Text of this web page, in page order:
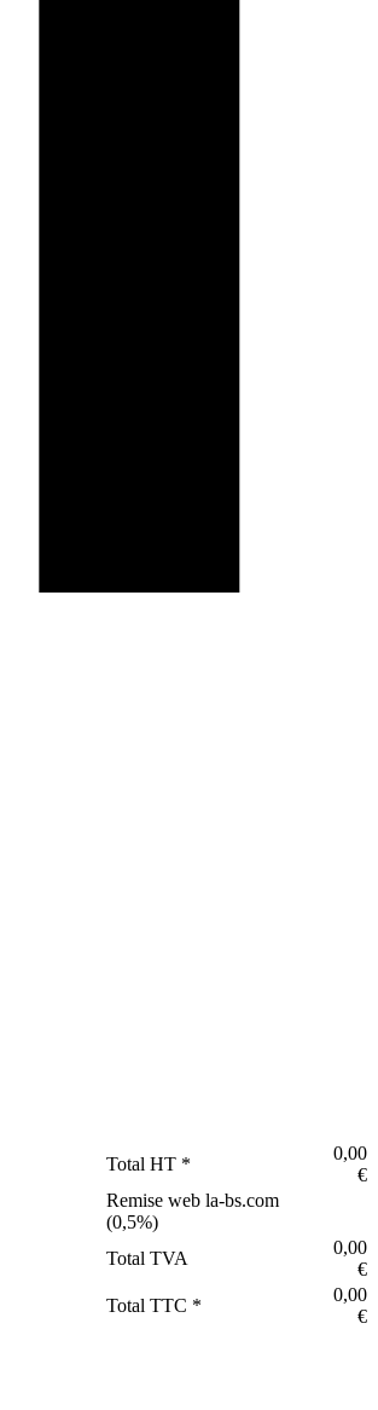
Total HT *
0,00
€
Remise web la-bs.com
(0,5%)
Total TVA
0,00
€
Total TTC *
0,00
€